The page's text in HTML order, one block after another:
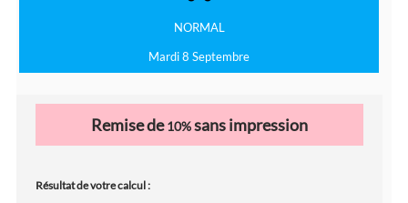
NORMAL
Mardi 8 Septembre
Remise de10%sans impression
Résultat de votre calcul :